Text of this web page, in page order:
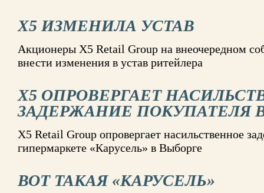
X5 ИЗМЕНИЛА УСТАВ
Акционеры X5 Retail Group на внеочередном
внести изменения в устав ритейлера
X5 ОПРОВЕРГАЕТ
ЗАДЕРЖАНИЕ ПОКУПАТЕЛЯ
X5 Retail Group опровергает насильственное
гипермаркете «Карусель» в Выборге
ВОТ ТАКАЯ «КАРУСЕЛЬ»